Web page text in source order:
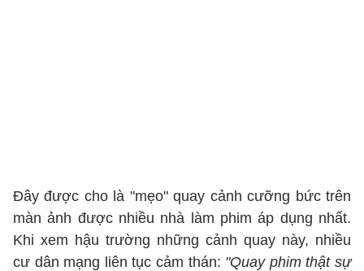
Đây được cho là "mẹo" quay cảnh cưỡng bức trên
màn ảnh được nhiều nhà làm phim áp dụng nhất.
Khi xem hậu trường những cảnh quay này, nhiều
cư dân mạng liên tục cảm thán: "Quay phim thật sự